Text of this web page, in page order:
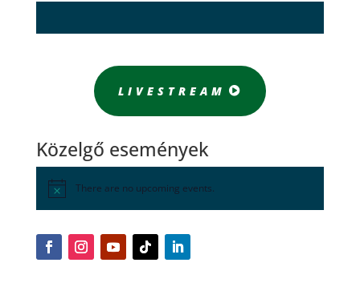
LIVESTREAM
Közelgő események
There are no upcoming events.